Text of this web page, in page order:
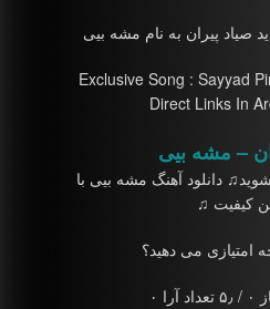
صیاد پیران به نام مشه بیی
Exclusive Song : Sayyad
Direct Links In
– مشه بیی
دانلود آهنگ مشه بیی با
کیفیت ♫
امتیازی می دهید؟
۰